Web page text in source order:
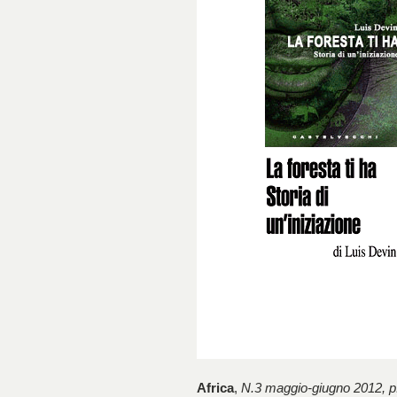
Africa, N.3 maggio-giugno 2012,